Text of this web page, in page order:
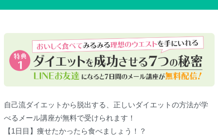
自己流ダイエットから脱出する、正しいダイエットの方法が学
べるメール講座が無料で受けられます！
【1日目】痩せたかったら食べましょう！？